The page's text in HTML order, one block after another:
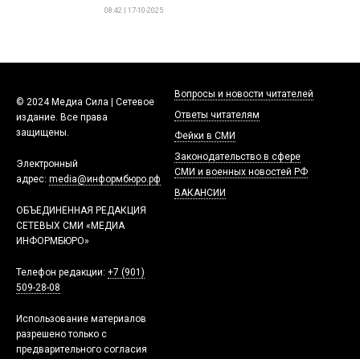
08:42 | 17-10-2025
© 2024 Медиа Сила | Сетевое
издание. Все права
защищены.
Электронный
адрес: media@информбюро.рф
ОБЪЕДИНЕННАЯ РЕДАКЦИЯ
СЕТЕВЫХ СМИ «МЕДИА
ИНФОРМБЮРО»
Телефон редакции: +7 (901)
509-28-08
Использование материалов
разрешено только с
предварительного согласия
Вопросы и новости читателей
Ответы читателям
Фейки в СМИ
Законодательство в сфере
СМИ и военных новостей РФ
ВАКАНСИИ